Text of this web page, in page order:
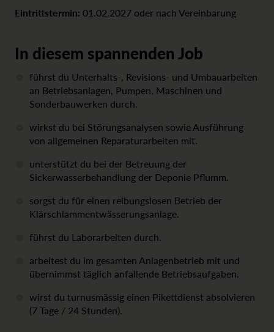
Eintrittstermin: 01.02.2027 oder nach Vereinbarung
In diesem spannenden Job
führst du Unterhalts-, Revisions- und Umbauarbeiten
an Betriebsanlagen, Pumpen, Maschinen und
Sonderbauwerken durch.
wirkst du bei Störungsanalysen sowie Ausführung
von allgemeinen Reparaturarbeiten mit.
unterstützt du bei der Betreuung der
Sickerwasserbehandlung der Deponie Pflumm.
sorgst du für einen reibungslosen Betrieb der
Klärschlammentwässerungsanlage.
führst du Laborarbeiten durch.
arbeitest du im gesamten Anlagenbetrieb mit und
übernimmst täglich anfallende Betriebsaufgaben.
wirst du turnusmässig einen Pikettdienst absolvieren
(7 Tage / 24 Stunden).